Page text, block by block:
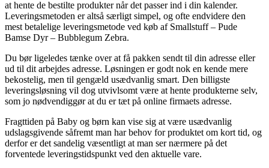
at hente de bestilte produkter når det passer ind i din kalender.
Leveringsmetoden er altså særligt simpel, og ofte endvidere den
mest betalelige leveringsmetode ved køb af Smallstuff – Pude
Bamse Dyr – Bubblegum Zebra.
Du bør ligeledes tænke over at få pakken sendt til din adresse eller
ud til dit arbejdes adresse. Løsningen er godt nok en kende mere
bekostelig, men til gengæld usædvanlig smart. Den billigste
leveringsløsning vil dog utvivlsomt være at hente produkterne selv,
som jo nødvendiggør at du er tæt på online firmaets adresse.
Fragttiden på Baby og børn kan vise sig at være usædvanlig
udslagsgivende såfremt man har behov for produktet om kort tid, og
derfor er det sandelig væsentligt at man ser nærmere på det
forventede leveringstidspunkt ved den aktuelle vare.